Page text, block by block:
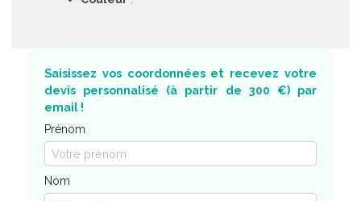
Saisissez vos coordonnées et recevez votre
devis personnalisé (à partir de 300 €) par
email !
Prénom
Nom